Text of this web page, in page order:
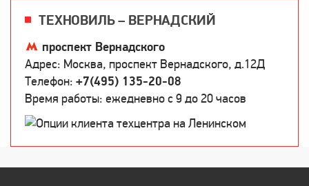
ТЕХНОВИЛЬ – ВЕРНАДСКИЙ
проспект Вернадского
Адрес: Москва, проспект Вернадского, д.12Д
Телефон: +7(495) 135-20-08
Время работы: ежедневно c 9 до 20 часов